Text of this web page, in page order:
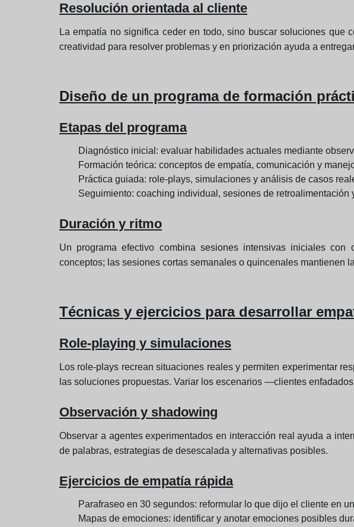
Resolución orientada al cliente
La empatía no significa ceder en todo, sino buscar soluciones
creatividad para resolver problemas y en priorización ayuda a
Diseño de un programa de formación
Etapas del programa
Diagnóstico inicial: evaluar habilidades actuales mediante
Formación teórica: conceptos de empatía, comunicación y
Práctica guiada: role-plays, simulaciones y análisis de casos
Seguimiento: coaching individual, sesiones de retroalimentación
Duración y ritmo
Un programa efectivo combina sesiones intensivas iniciales
conceptos; las sesiones cortas semanales o quincenales mantienen
Técnicas y ejercicios para desarrollar
Role-playing y simulaciones
Los role-plays recrean situaciones reales y permiten experimentar
las soluciones propuestas. Variar los escenarios —clientes
Observación y shadowing
Observar a agentes experimentados en interacción real ayuda a
de palabras, estrategias de desescalada y alternativas posibles.
Ejercicios de empatía rápida
Parafraseo en 30 segundos: reformular lo que dijo el cliente en
Mapas de emociones: identificar y anotar emociones posibles